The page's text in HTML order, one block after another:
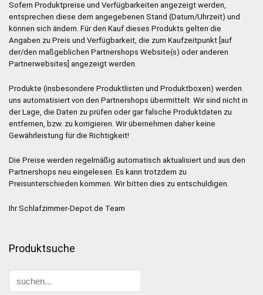
Sofern Produktpreise und Verfügbarkeiten angezeigt werden,
entsprechen diese dem angegebenen Stand (Datum/Uhrzeit) und
können sich ändern. Für den Kauf dieses Produkts gelten die
Angaben zu Preis und Verfügbarkeit, die zum Kaufzeitpunkt [auf
der/den maßgeblichen Partnershops Website(s) oder anderen
Partnerwebsites] angezeigt werden.
Produkte (insbesondere Produktlisten und Produktboxen) werden
uns automatisiert von den Partnershops übermittelt. Wir sind nicht in
der Lage, die Daten zu prüfen oder gar falsche Produktdaten zu
entfernen, bzw. zu korrigieren. Wir übernehmen daher keine
Gewährleistung für die Richtigkeit!
Die Preise werden regelmäßig automatisch aktualisiert und aus den
Partnershops neu eingelesen. Es kann trotzdem zu
Preisunterschieden kommen. Wir bitten dies zu entschuldigen.
Ihr Schlafzimmer-Depot.de Team
Produktsuche